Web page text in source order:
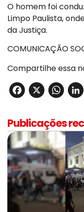
O homem foi
Limpo Paulista,
da Justiça.
COMUNICAÇÃO
Compartilhe essa
X
Publicações